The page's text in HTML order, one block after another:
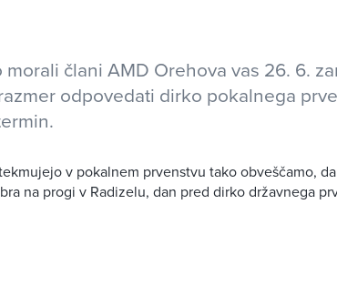
morali člani AMD Orehova vas 26. 6.
odpovedati dirko pokalnega
v pokalnem prvenstvu tako obveščamo,
na progi v Radizelu, dan pred dirko državnega